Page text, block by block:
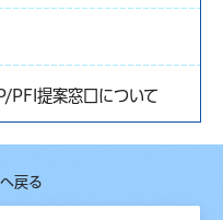
PFI提案窓口について
戻る